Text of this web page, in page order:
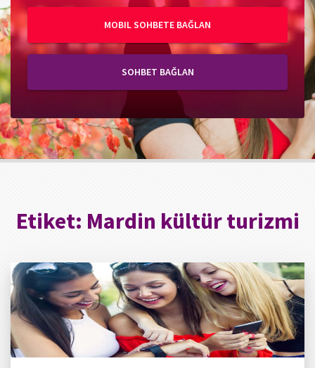
MOBIL SOHBETE BAĞLAN
SOHBET BAĞLAN
Etiket: Mardin kültür turizmi